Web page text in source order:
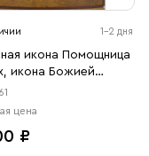
1-2 дня
икона Помощница
икона Божией
век
цена
₽